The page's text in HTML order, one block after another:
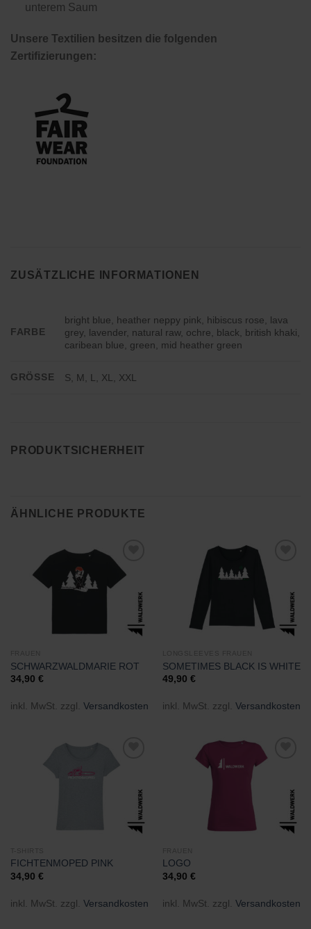
unterem Saum
Unsere Textilien besitzen die folgenden
Zertifizierungen:
ZUSÄTZLICHE INFORMATIONEN
FARBE
bright blue, heather neppy pink, hibiscus rose, lava
grey, lavender, natural raw, ochre, black, british khaki,
caribean blue, green, mid heather green
GRÖSSE S, M, L, XL, XXL
PRODUKTSICHERHEIT
ÄHNLICHE PRODUKTE
Zu
Wunschliste
hinzufügen
FRAUEN
SCHWARZWALDMARIE ROT
34,90 €
inkl. MwSt. zzgl. Versandkosten
Wunschliste
hinzufügen
LONGSLEEVES FRAUEN
SOMETIMES BLACK IS WHITE
49,90 €
inkl. MwSt. zzgl. Versandkosten
Zu
Wunschliste
FICHTENMOPED PINK
34,90 €
inkl. MwSt. zzgl. Versandkosten
Wunschliste
FRAUEN
LOGO
34,90 €
inkl. MwSt. zzgl. Versandkosten